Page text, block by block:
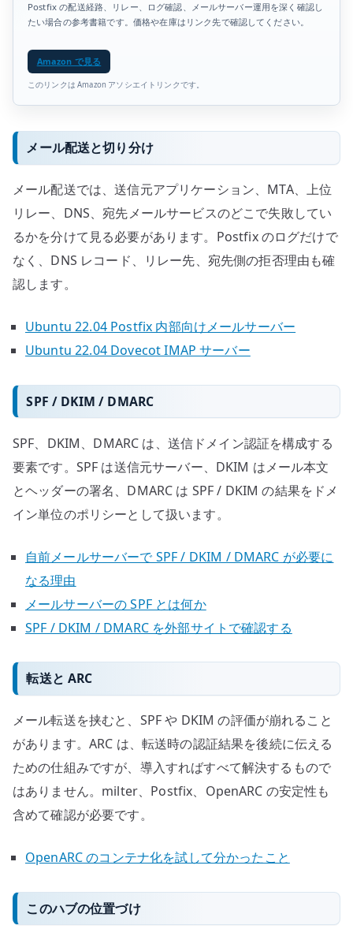
Postfix の配送経路、リレー、ログ確認、メールサーバー運用を深く確認し
たい場合の参考書籍です。価格や在庫はリンク先で確認してください。
Amazon で見る
このリンクは Amazon アソシエイトリンクです。
メール配送と切り分け
メール配送では、送信元アプリケーション、MTA、上位
リレー、DNS、宛先メールサービスのどこで失敗してい
るかを分けて見る必要があります。Postfix のログだけで
なく、DNS レコード、リレー先、宛先側の拒否理由も確
認します。
Ubuntu 22.04 Postfix 内部向けメールサーバー
Ubuntu 22.04 Dovecot IMAP サーバー
SPF / DKIM / DMARC
SPF、DKIM、DMARC は、送信ドメイン認証を構成する
要素です。SPF は送信元サーバー、DKIM はメール本文
とヘッダーの署名、DMARC は SPF / DKIM の結果をドメ
イン単位のポリシーとして扱います。
自前メールサーバーで SPF / DKIM / DMARC が必要に
なる理由
メールサーバーの SPF とは何か
SPF / DKIM / DMARC を外部サイトで確認する
転送と ARC
メール転送を挟むと、SPF や DKIM の評価が崩れること
があります。ARC は、転送時の認証結果を後続に伝える
ための仕組みですが、導入すればすべて解決するもので
はありません。milter、Postfix、OpenARC の安定性も
含めて確認が必要です。
OpenARC のコンテナ化を試して分かったこと
このハブの位置づけ